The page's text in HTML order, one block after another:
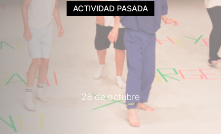
28 de octubre
ACTIVIDAD PASADA